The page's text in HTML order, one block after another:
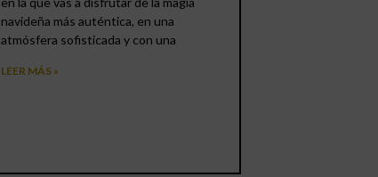
navideña más auténtica, en una
atmósfera sofisticada y con una
LEER MÁS »